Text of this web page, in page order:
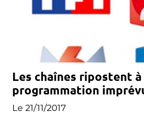
Les chaînes ripostent à
programmation
Canal+
Le 21/11/2017